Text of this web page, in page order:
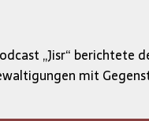
„Jisr“ berichtete
mit